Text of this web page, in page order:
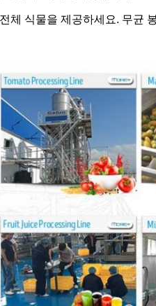
체 식물을 제공하세요. 무균